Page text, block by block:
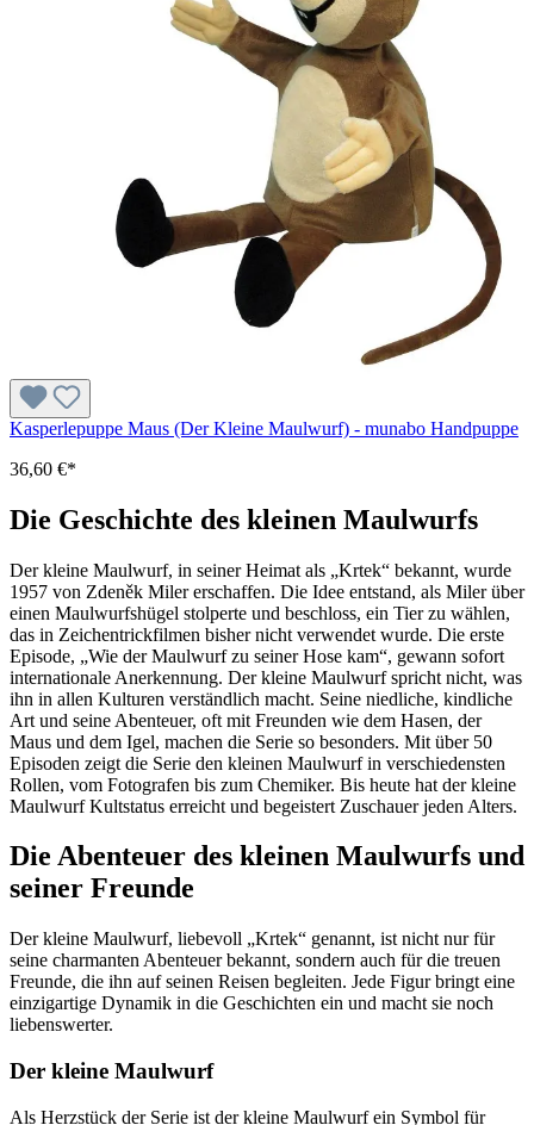
Kasperlepuppe Maus (Der Kleine Maulwurf) - munabo Handpuppe
36,60 €*
Die Geschichte des kleinen Maulwurfs
Der kleine Maulwurf, in seiner Heimat als „Krtek“ bekannt, wurde
1957 von Zdeněk Miler erschaffen. Die Idee entstand, als Miler über
einen Maulwurfshügel stolperte und beschloss, ein Tier zu wählen,
das in Zeichentrickfilmen bisher nicht verwendet wurde. Die erste
Episode, „Wie der Maulwurf zu seiner Hose kam“, gewann sofort
internationale Anerkennung. Der kleine Maulwurf spricht nicht, was
ihn in allen Kulturen verständlich macht. Seine niedliche, kindliche
Art und seine Abenteuer, oft mit Freunden wie dem Hasen, der
Maus und dem Igel, machen die Serie so besonders. Mit über 50
Episoden zeigt die Serie den kleinen Maulwurf in verschiedensten
Rollen, vom Fotografen bis zum Chemiker. Bis heute hat der kleine
Maulwurf Kultstatus erreicht und begeistert Zuschauer jeden Alters.
Die Abenteuer des kleinen Maulwurfs und
seiner Freunde
Der kleine Maulwurf, liebevoll „Krtek“ genannt, ist nicht nur für
seine charmanten Abenteuer bekannt, sondern auch für die treuen
Freunde, die ihn auf seinen Reisen begleiten. Jede Figur bringt eine
einzigartige Dynamik in die Geschichten ein und macht sie noch
liebenswerter.
Der kleine Maulwurf
Als Herzstück der Serie ist der kleine Maulwurf ein Symbol für